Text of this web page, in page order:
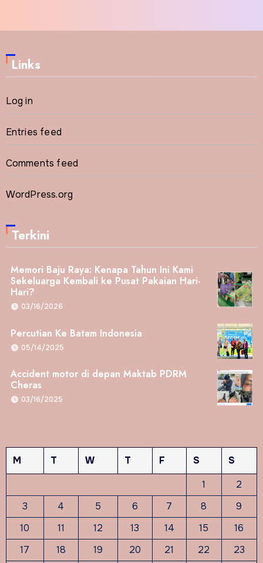
Links
Log in
Entries feed
Comments feed
WordPress.org
Terkini
Memori Baju Raya: Kenapa Tahun Ini Kami
Sekeluarga Kembali ke Pusat Pakaian Hari-
Hari?
03/16/2026
Percutian Ke Batam Indonesia
05/14/2025
Accident motor di depan Maktab PDRM
Cheras
03/16/2025
M T W T F S
S
1
2
3
4 5 6 7 8
9
10
11 12 13 14 15
16
17
18 19 20 21 22
23